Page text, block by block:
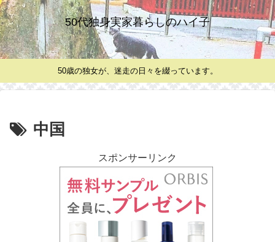
50代独身実家暮らしのハイ子
50歳の独女が、迷走の日々を綴っています。
中国
スポンサーリンク